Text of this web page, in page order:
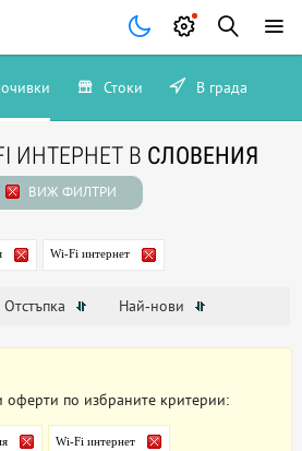
Стоки В града
ИНТЕРНЕТ В СЛОВЕНИЯ
ВИЖ ФИЛТРИ
Wi-Fi интернет
Отстъпка Най-нови
оферти по избраните критерии:
Wi-Fi интернет